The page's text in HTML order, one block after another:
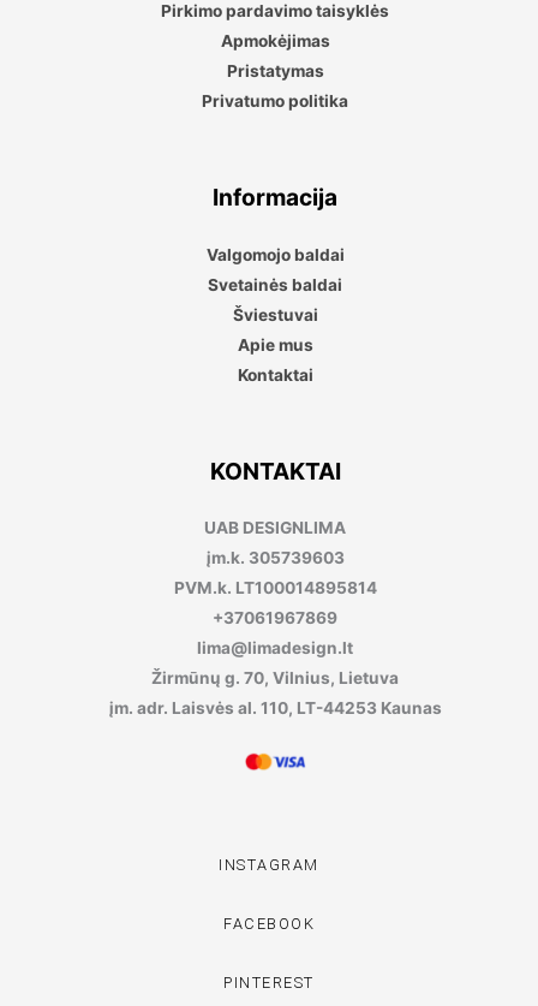
Pirkimo pardavimo taisyklės
Apmokėjimas
Pristatymas
Privatumo politika
Informacija
Valgomojo baldai
Svetainės baldai
Šviestuvai
Apie mus
Kontaktai
KONTAKTAI
UAB DESIGNLIMA
įm.k. 305739603
PVM.k. LT100014895814
+37061967869
lima@limadesign.lt
Žirmūnų g. 70, Vilnius, Lietuva
įm. adr. Laisvės al. 110, LT-44253 Kaunas
INSTAGRAM
FACEBOOK
PINTEREST